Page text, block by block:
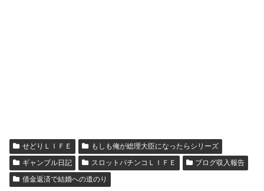
せどりＬＩＦＥ
もしも俺が総理大臣になったらシリーズ
ギャンブル日記
スロットパチンコＬＩＦＥ
ブログ収入報告
借金返済で結婚への道のり